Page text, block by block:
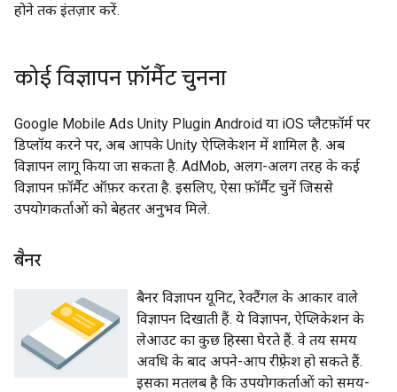
होने तक इंतज़ार करें.
कोई विज्ञापन फ़ॉर्मैट चुनना
Google Mobile Ads Unity Plugin Android या iOS प्लैटफ़ॉर्म पर
डिप्लॉय करने पर, अब आपके Unity ऐप्लिकेशन में शामिल है. अब
विज्ञापन लागू किया जा सकता है. AdMob, अलग-अलग तरह के कई
विज्ञापन फ़ॉर्मैट ऑफ़र करता है. इसलिए, ऐसा फ़ॉर्मैट चुनें जिससे
उपयोगकर्ताओं को बेहतर अनुभव मिले.
बैनर
बैनर विज्ञापन यूनिट, रेक्टैंगल के आकार वाले
विज्ञापन दिखाती हैं. ये विज्ञापन, ऐप्लिकेशन के
लेआउट का कुछ हिस्सा घेरते हैं. वे तय समय
अवधि के बाद अपने-आप रीफ़्रेश हो सकते हैं.
इसका मतलब है कि उपयोगकर्ताओं को समय-